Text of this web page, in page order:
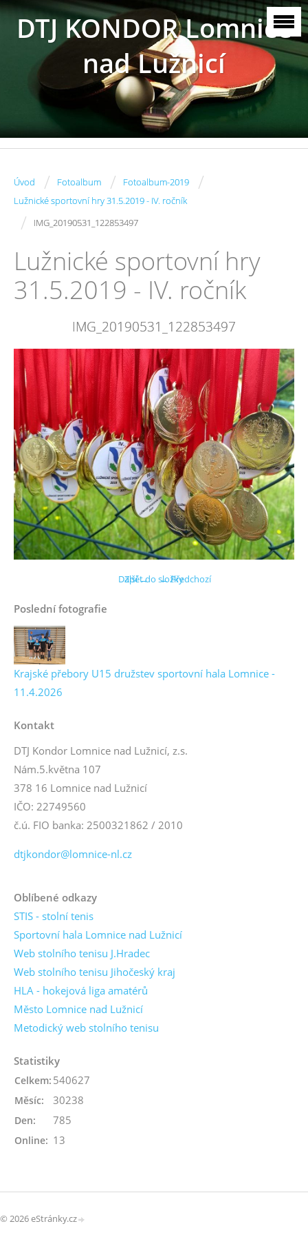
DTJ KONDOR Lomnice
nad Lužnicí
Úvod / Fotoalbum / Fotoalbum-2019 /
Lužnické sportovní hry 31.5.2019 - IV. ročník
/ IMG_20190531_122853497
Lužnické sportovní hry
31.5.2019 - IV. ročník
IMG_20190531_122853497
← Předchozí
Další →
Zpět do složky
Poslední fotografie
Krajské přebory U15 družstev sportovní hala Lomnice -
11.4.2026
Kontakt
DTJ Kondor Lomnice nad Lužnicí, z.s.
Nám.5.května 107
378 16 Lomnice nad Lužnicí
IČO: 22749560
č.ú. FIO banka: 2500321862 / 2010
dtjkondor@lomnice-nl.cz
Oblíbené odkazy
STIS - stolní tenis
Sportovní hala Lomnice nad Lužnicí
Web stolního tenisu J.Hradec
Web stolního tenisu Jihočeský kraj
HLA - hokejová liga amatérů
Město Lomnice nad Lužnicí
Metodický web stolního tenisu
Statistiky
Online: 13
Celkem: 540627
Měsíc: 30238
Den: 785
© 2026 eStránky.cz